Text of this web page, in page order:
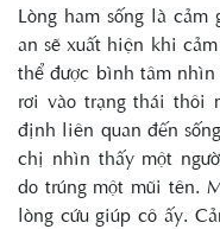
Lòng ham sống là
an sẽ xuất hiện khi
thể được bình tâm
rơi vào trạng thái thôi
định liên quan đến
chị nhìn thấy một
do trúng một mũi tên.
lòng cứu giúp cô ấy.